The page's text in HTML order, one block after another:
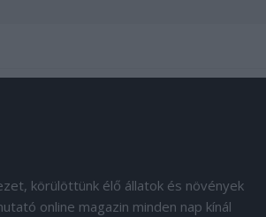
körülöttünk élő állatok és növények
online magazin minden nap kínál